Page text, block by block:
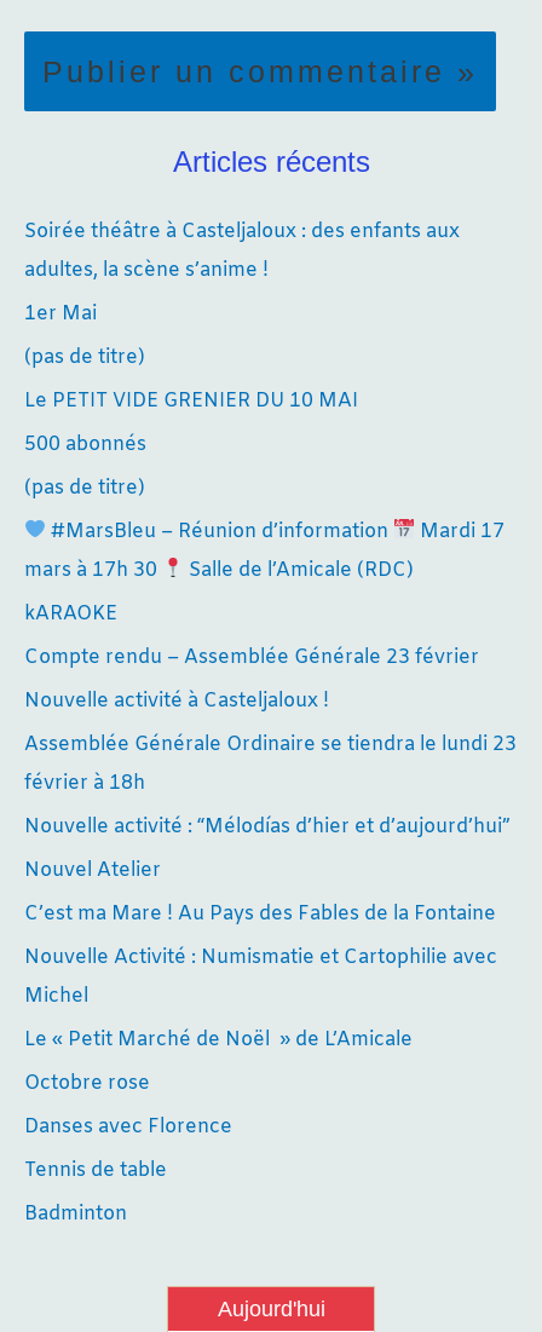
Articles récents
Soirée théâtre à Casteljaloux : des enfants aux
adultes, la scène s’anime !
1er Mai
(pas de titre)
Le PETIT VIDE GRENIER DU 10 MAI
500 abonnés
(pas de titre)
#MarsBleu – Réunion d’information
Mardi 17
mars à 17h 30
Salle de l’Amicale (RDC)
kARAOKE
Compte rendu – Assemblée Générale 23 février
Nouvelle activité à Casteljaloux !
Assemblée Générale Ordinaire se tiendra le lundi 23
février à 18h
Nouvelle activité : “Mélodías d’hier et d’aujourd’hui”
Nouvel Atelier
C’est ma Mare ! Au Pays des Fables de la Fontaine
Nouvelle Activité : Numismatie et Cartophilie avec
Michel
Le « Petit Marché de Noël » de L’Amicale
Octobre rose
Danses avec Florence
Tennis de table
Badminton
Aujourd'hui